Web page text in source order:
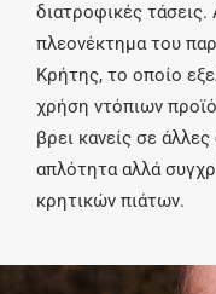
διατροφικές τάσεις.
πλεονέκτημα του
Κρήτης, το οποίο
χρήση ντόπιων
βρει κανείς σε
απλότητα αλλά
κρητικών πιάτων.